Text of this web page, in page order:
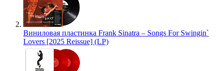
Виниловая пластинка Frank Sinatra – Songs For Swingin`
Lovers [2025 Reissue] (LP)